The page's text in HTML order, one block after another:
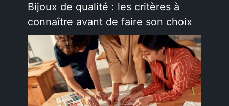
Bijoux de qualité : les critères à
connaître avant de faire son choix